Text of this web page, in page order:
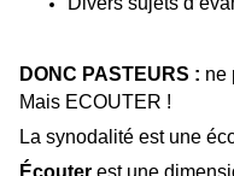
DONC PASTEURS : ne
Mais ECOUTER !
La synodalité est une